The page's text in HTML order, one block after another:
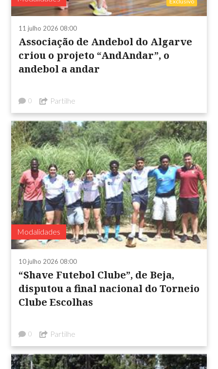
11 julho 2026 08:00
Associação de Andebol do Algarve
criou o projeto “AndAndar”, o
andebol a andar
0 Partilhe
Modalidades
10 julho 2026 08:00
“Shave Futebol Clube”, de Beja,
disputou a final nacional do Torneio
Clube Escolhas
0 Partilhe